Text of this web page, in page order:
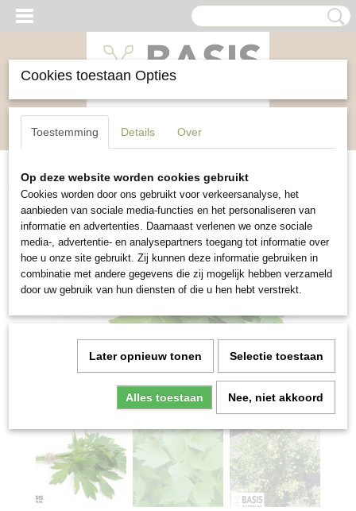
Inloggen Registreren
Home>Kruiden>Maggiplant Lavas
Cookies toestaan Opties
Toestemming Details Over
Op deze website worden cookies gebruikt
Cookies worden door ons gebruikt voor verkeersanalyse, het
aanbieden van sociale media-functies en het personaliseren van
informatie en advertenties. Daarnaast verlenen we onze sociale
media-, advertentie- en analysepartners toegang tot informatie over
hoe u onze site gebruikt. Zij kunnen deze informatie gebruiken in
combinatie met andere gegevens die zij mogelijk hebben verzameld
door uw gebruik van hun diensten of die u hen hebt verstrekt.
Later opnieuw tonen Selectie toestaan
Alles toestaan Nee, niet akkoord